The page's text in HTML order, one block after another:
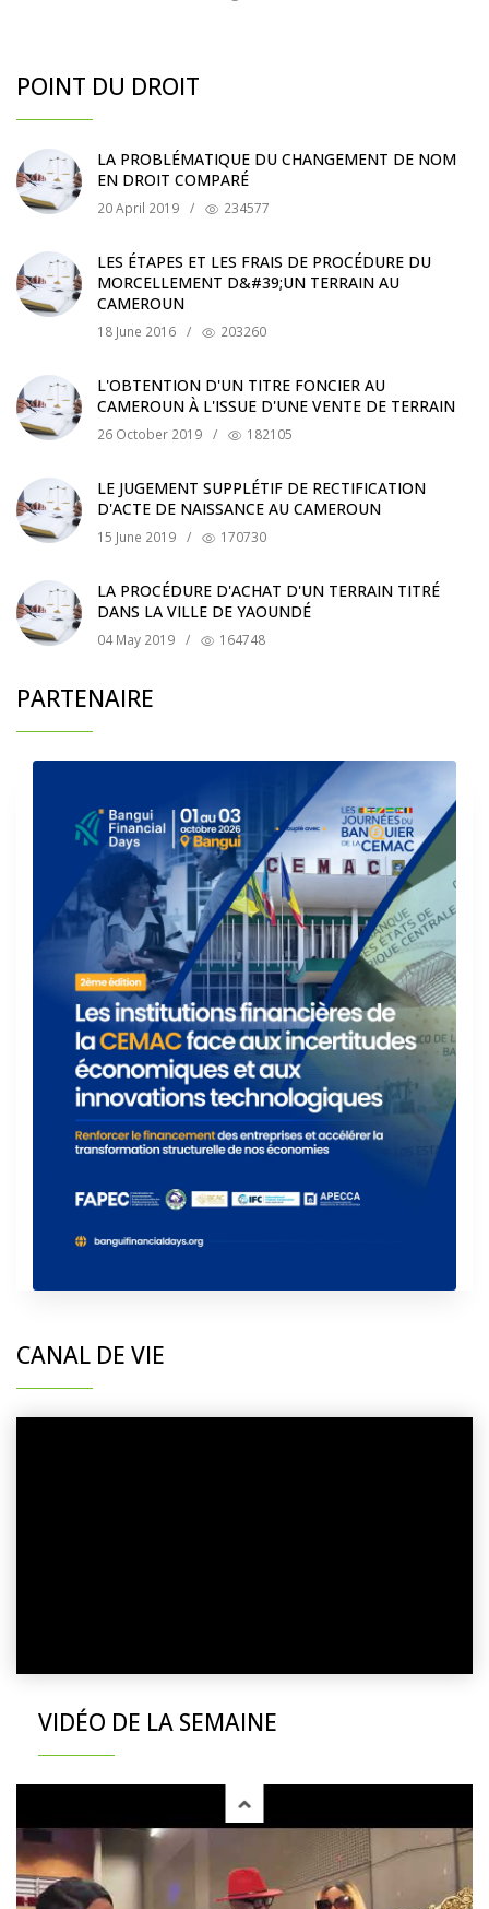
POINT DU DROIT
LA PROBLÉMATIQUE DU CHANGEMENT DE NOM
EN DROIT COMPARÉ
20 April 2019 / 234577
LES ÉTAPES ET LES FRAIS DE PROCÉDURE DU
MORCELLEMENT D&#39;UN TERRAIN AU
CAMEROUN
18 June 2016 / 203260
L'OBTENTION D'UN TITRE FONCIER AU
CAMEROUN À L'ISSUE D'UNE VENTE DE TERRAIN
26 October 2019 / 182105
LE JUGEMENT SUPPLÉTIF DE RECTIFICATION
D'ACTE DE NAISSANCE AU CAMEROUN
15 June 2019 / 170730
LA PROCÉDURE D'ACHAT D'UN TERRAIN TITRÉ
DANS LA VILLE DE YAOUNDÉ
04 May 2019 / 164748
PARTENAIRE
CANAL DE VIE
VIDÉO DE LA SEMAINE